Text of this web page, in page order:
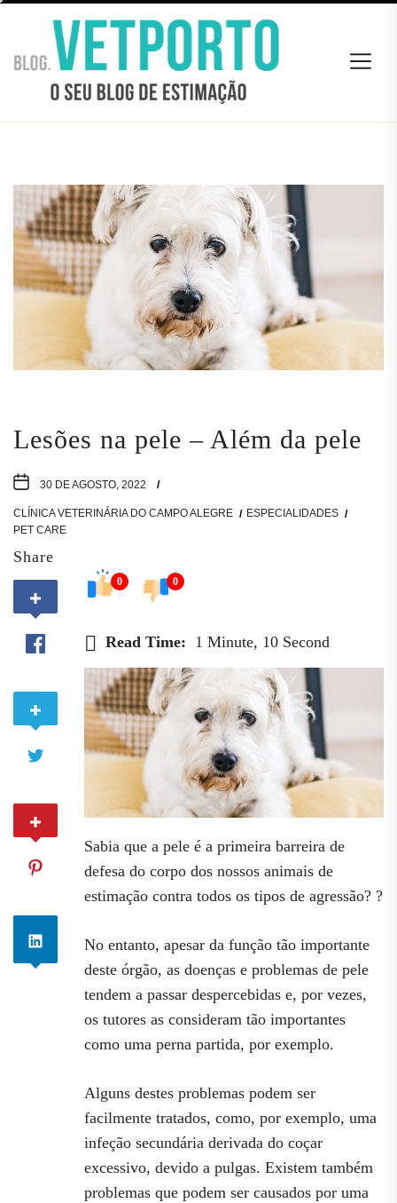
the
BLOG
VETPORTO
BLOG VETPORTO
Lesões na pele – Além da pele
30 DE AGOSTO, 2022
CLÍNICA VETERINÁRIA DO CAMPO ALEGRE
ESPECIALIDADES
PET CARE
Share
0 0
Read Time: 1 Minute, 10 Second
Sabia que a pele é a primeira barreira de
defesa do corpo dos nossos animais de
estimação contra todos os tipos de agressão? ?
No entanto, apesar da função tão importante
deste órgão, as doenças e problemas de pele
tendem a passar despercebidas e, por vezes,
os tutores as consideram tão importantes
como uma perna partida, por exemplo.
Alguns destes problemas podem ser
facilmente tratados, como, por exemplo, uma
infeção secundária derivada do coçar
excessivo, devido a pulgas. Existem também
problemas que podem ser causados por uma